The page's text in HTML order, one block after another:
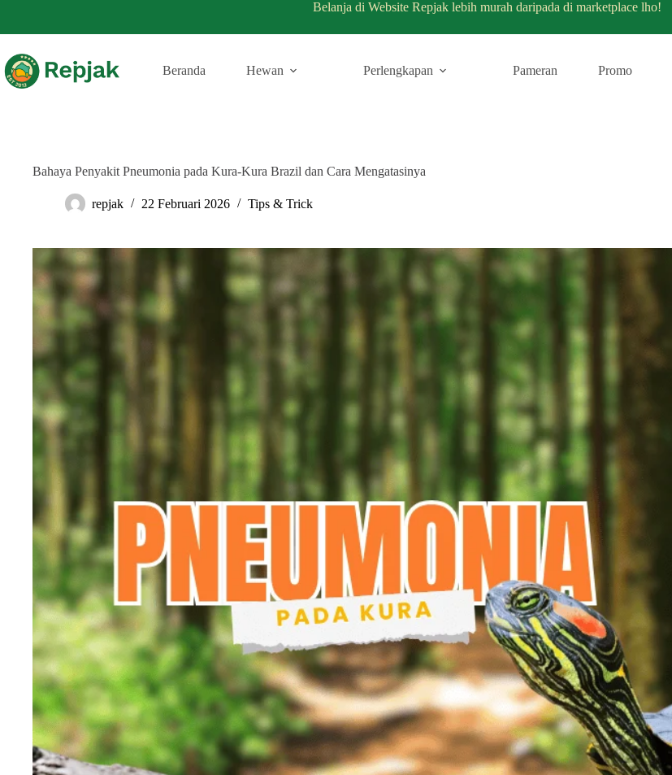
Belanja di Website Repjak lebih murah daripada di marketplace lho!
Beranda Hewan Perlengkapan Pameran Promo
Bahaya Penyakit Pneumonia pada Kura-Kura Brazil dan Cara Mengatasinya
repjak 22 Februari 2026 Tips & Trick